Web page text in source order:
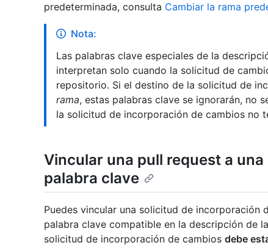
predeterminada, consulta Cambiar la rama
Nota:
Las palabras clave especiales de la
interpretan solo cuando la solicitud de
repositorio. Si el destino de la solicitud de
rama, estas palabras clave se ignorarán, no
la solicitud de incorporación de cambios no
Vincular una pull request a
palabra clave
Puedes vincular una solicitud de incorporación
palabra clave compatible en la descripción de
solicitud de incorporación de cambios debe